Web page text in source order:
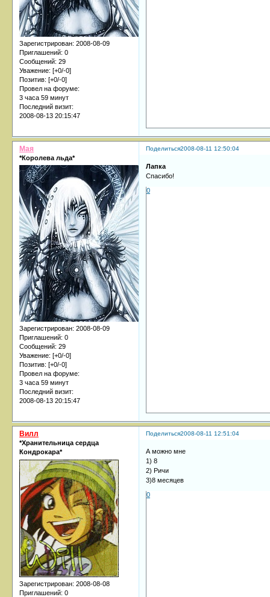
Зарегистрирован: 2008-08-09
Приглашений: 0
Сообщений: 29
Уважение: [+0/-0]
Позитив: [+0/-0]
Провел на форуме:
3 часа 59 минут
Последний визит:
2008-08-13 20:15:47
Поделиться2008-08-11 12:50:04
Мая
*Королева льда*
Зарегистрирован: 2008-08-09
Приглашений: 0
Сообщений: 29
Уважение: [+0/-0]
Позитив: [+0/-0]
Провел на форуме:
3 часа 59 минут
Последний визит:
2008-08-13 20:15:47
Лапка
Спасибо!
0
Поделиться2008-08-11 12:51:04
Вилл
*Хранительница сердца
Кондрокара*
Зарегистрирован: 2008-08-08
Приглашений: 0
А можно мне
1) 8
2) Ричи
3)8 месяцев
0